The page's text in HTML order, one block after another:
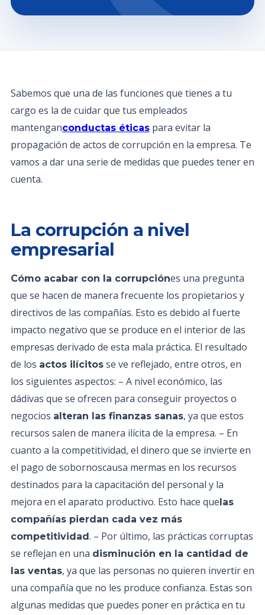
Sabemos que una de las funciones que tienes a tu
cargo es la de cuidar que tus empleados
mantenganconductas éticas para evitar la
propagación de actos de corrupción en la empresa. Te
vamos a dar una serie de medidas que puedes tener en
cuenta.
La corrupción a nivel
empresarial
Cómo acabar con la corrupciónes una pregunta
que se hacen de manera frecuente los propietarios y
directivos de las compañías. Esto es debido al fuerte
impacto negativo que se produce en el interior de las
empresas derivado de esta mala práctica. El resultado
de los actos ilícitos se ve reflejado, entre otros, en
los siguientes aspectos: – A nivel económico, las
dádivas que se ofrecen para conseguir proyectos o
negocios alteran las finanzas sanas, ya que estos
recursos salen de manera ilícita de la empresa. – En
cuanto a la competitividad, el dinero que se invierte en
el pago de sobornoscausa mermas en los recursos
destinados para la capacitación del personal y la
mejora en el aparato productivo. Esto hace quelas
compañías pierdan cada vez más
competitividad. – Por último, las prácticas corruptas
se reflejan en una disminución en la cantidad de
las ventas, ya que las personas no quieren invertir en
una compañía que no les produce confianza. Estas son
algunas medidas que puedes poner en práctica en tu